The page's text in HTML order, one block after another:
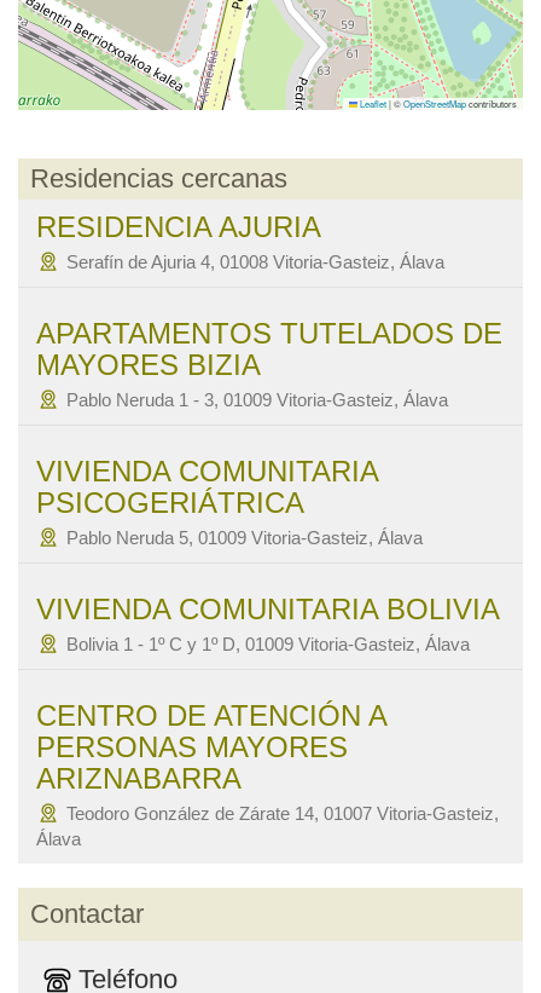
Leaflet|©OpenStreetMapcontributors
Residencias cercanas
RESIDENCIA AJURIA
Serafín de Ajuria 4, 01008 Vitoria-Gasteiz, Álava
APARTAMENTOS TUTELADOS DE
MAYORES BIZIA
Pablo Neruda 1 - 3, 01009 Vitoria-Gasteiz, Álava
VIVIENDA COMUNITARIA
PSICOGERIÁTRICA
Pablo Neruda 5, 01009 Vitoria-Gasteiz, Álava
VIVIENDA COMUNITARIA BOLIVIA
Bolivia 1 - 1º C y 1º D, 01009 Vitoria-Gasteiz, Álava
CENTRO DE ATENCIÓN A
PERSONAS MAYORES
ARIZNABARRA
Teodoro González de Zárate 14, 01007 Vitoria-Gasteiz,
Álava
Contactar
Teléfono